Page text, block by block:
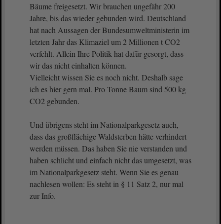
Bäume freigesetzt. Wir brauchen ungefähr 200
Jahre, bis das wieder gebunden wird. Deutschland
hat nach Aussagen der Bundesumweltministerin im
letzten Jahr das Klimaziel um 2 Millionen t CO2
verfehlt. Allein Ihre Politik hat dafür gesorgt, dass
wir das nicht einhalten können.
Vielleicht wissen Sie es noch nicht. Deshalb sage
ich es hier gern mal. Pro Tonne Baum sind 500 kg
CO2 gebunden.
Und übrigens steht im Nationalparkgesetz auch,
dass das großflächige Waldsterben hätte verhindert
werden müssen. Das haben Sie nie verstanden und
haben schlicht und einfach nicht das umgesetzt, was
im Nationalparkgesetz steht. Wenn Sie es genau
nachlesen wollen: Es steht in § 11 Satz 2, nur mal
zur Info.